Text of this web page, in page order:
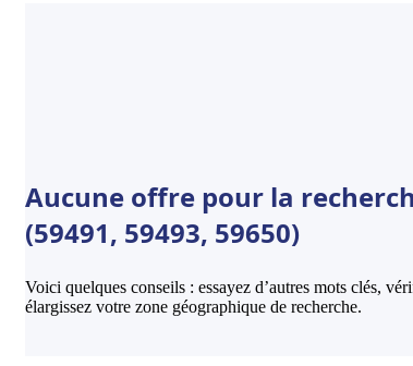
Aucune offre pour la
(59491, 59493, 59650)
Voici quelques conseils : essayez d’autres mots clés,
élargissez votre zone géographique de recherche.